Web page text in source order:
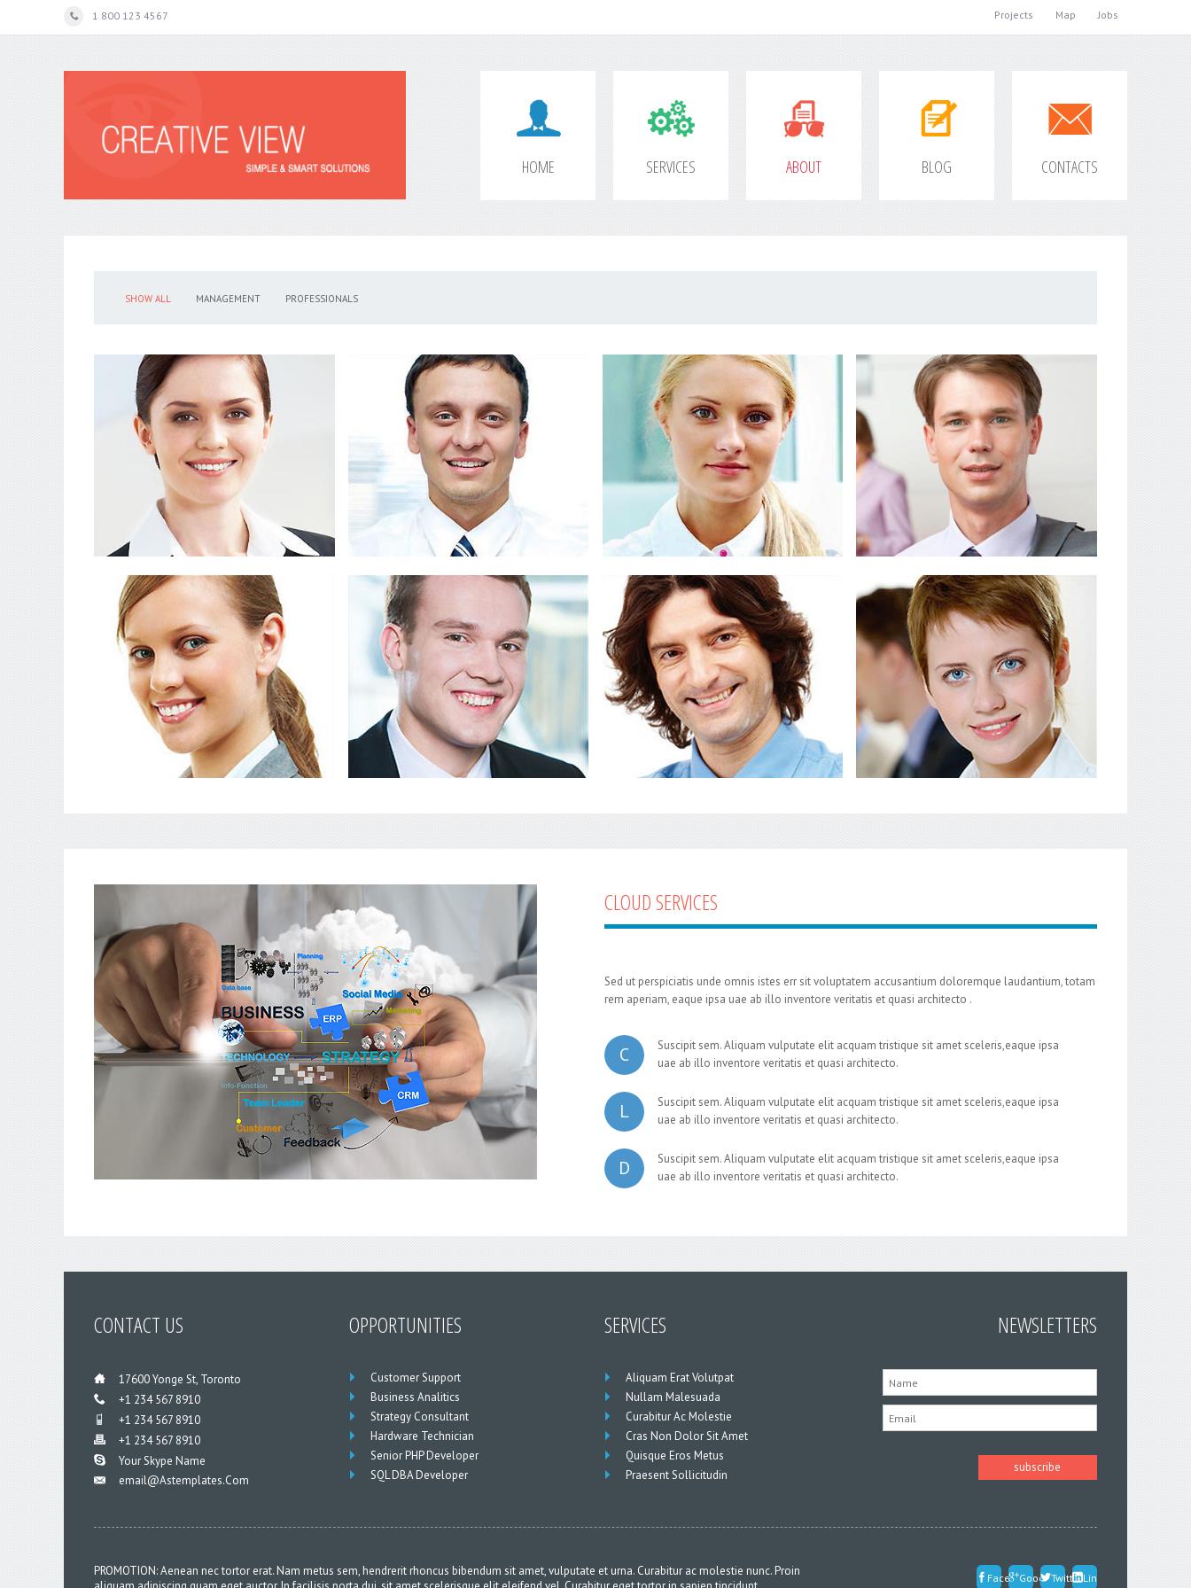
1 800 123 4567 Projects Map Jobs
HOME SERVICES ABOUT BLOG CONTACTS
SHOW ALL MANAGEMENT PROFESSIONALS
MOORE
Duis dignissim congue odio, in
tempor orci vehicula eu. Praesent
JASON
Duis dignissim congue odio, in
tempor orci vehicula eu. Praesent
CAROL ADAMS
Duis dignissim congue odio, in
tempor orci vehicula eu. Praesent
ALEX THOMPSON
Duis dignissim congue odio, in
tempor orci vehicula eu. Praesent
JESSICA PRISTON
Proin a pharetra nulla. Aenean
congue dui vel lacus scelerisque
Proin a pharetra nulla. Aenean
congue dui vel lacus scelerisque
JIMMYGASS
Proin a pharetra nulla. Aenean
congue dui vel lacus scelerisque
AMBERPRISTON
Cras faucibus convallis nisi, sed
mattis risus suscipit nec. Aenean
CLOUDSERVICES
Sed ut perspiciatis unde omnis istes err sit voluptatem accusantium doloremque laudantium, totam
rem aperiam, eaque ipsa uae ab illo inventore veritatis et quasi architecto .
C
Suscipit sem. Aliquam vulputate elit acquam tristique sit amet sceleris,eaque ipsa
uae ab illo inventore veritatis et quasi architecto.
L
Suscipit sem. Aliquam vulputate elit acquam tristique sit amet sceleris,eaque ipsa
uae ab illo inventore veritatis et quasi architecto.
D
Suscipit sem. Aliquam vulputate elit acquam tristique sit amet sceleris,eaque ipsa
uae ab illo inventore veritatis et quasi architecto.
CONTACT US
17600 Yonge St, Toronto
+1 234 567 8910
+1 234 567 8910
+1 234 567 8910
Your Skype Name
Email@astemplates.com
OPPORTUNITIES
Customer Support
Business Analitics
Strategy Consultant
Hardware Technician
Senior PHP Developer
SQL DBA Developer
SERVICES
Aliquam Erat Volutpat
Nullam Malesuada
Curabitur Ac Molestie
Cras Non Dolor Sit Amet
Quisque Eros Metus
Praesent Sollicitudin
NEWSLETTERS
PROMOTION: Aenean nec tortor erat. Nam metus sem, hendrerit rhoncus bibendum sit amet, vulputate et urna. Curabitur ac molestie nunc. Proin
FacebookGoogleTwitterLinkedIn